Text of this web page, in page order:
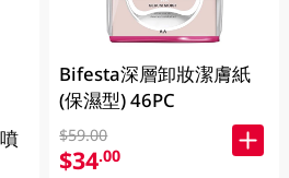
Bifesta深層卸妝潔膚紙
(保濕型) 46PC
$59.00
$34.00